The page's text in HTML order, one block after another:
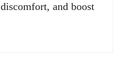
and boost